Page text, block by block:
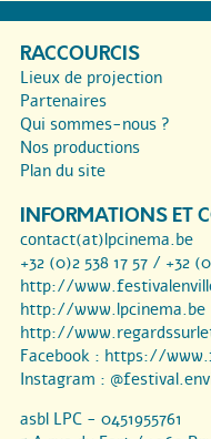
RACCOURCIS
Lieux de projection
Partenaires
Qui sommes-nous ?
Nos productions
Plan du site
INFORMATIONS ET
contact(at)lpcinema.be
+32 (0)2 538 17 57 / +32
http://
http://www.lpcinema.be
http://
Facebook : https://
Instagram :
asbl LPC - 0451955761